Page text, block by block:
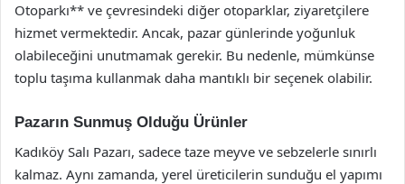
Otoparkı** ve çevresindeki diğer otoparklar, ziyaretçilere
hizmet vermektedir. Ancak, pazar günlerinde yoğunluk
olabileceğini unutmamak gerekir. Bu nedenle, mümkünse
toplu taşıma kullanmak daha mantıklı bir seçenek olabilir.
Pazarın Sunmuş Olduğu Ürünler
Kadıköy Salı Pazarı, sadece taze meyve ve sebzelerle sınırlı
kalmaz. Aynı zamanda, yerel üreticilerin sunduğu el yapımı